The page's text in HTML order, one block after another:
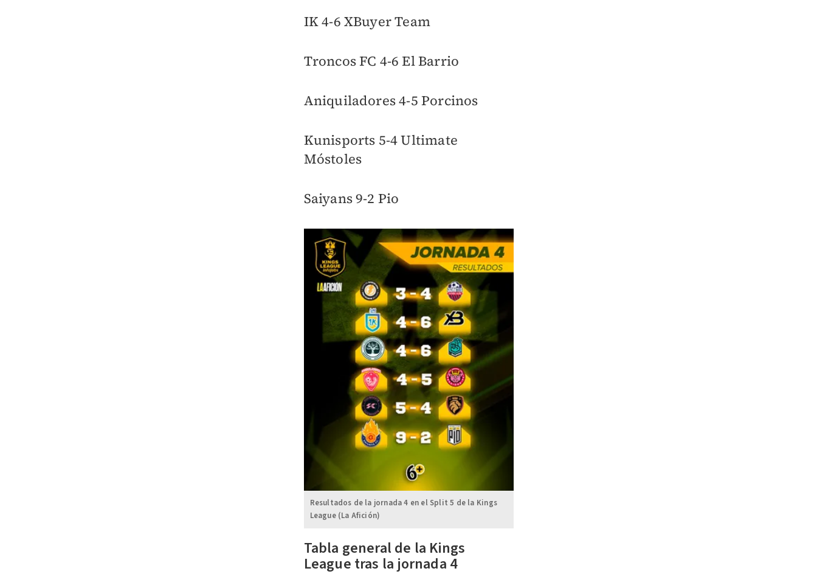
IK 4-6 XBuyer Team
Troncos FC 4-6 El Barrio
Aniquiladores 4-5 Porcinos
Kunisports 5-4 Ultimate
Móstoles
Saiyans 9-2 Pio
Resultados de la jornada 4 en el Split 5 de la Kings
League (La Afición)
Tabla general de la Kings
League tras la jornada 4